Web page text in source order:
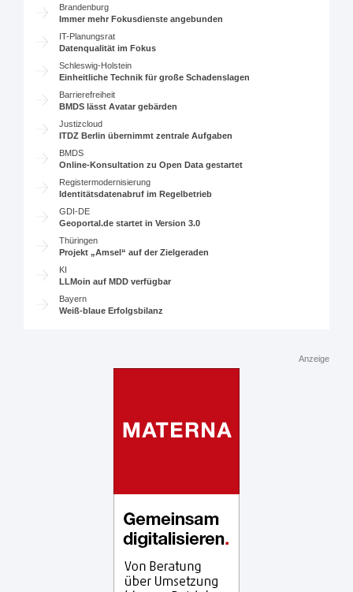
Brandenburg
Immer mehr Fokusdienste angebunden
IT-Planungsrat
Datenqualität im Fokus
Schleswig-Holstein
Einheitliche Technik für große Schadenslagen
Barrierefreiheit
BMDS lässt Avatar gebärden
Justizcloud
ITDZ Berlin übernimmt zentrale Aufgaben
BMDS
Online-Konsultation zu Open Data gestartet
Registermodernisierung
Identitätsdatenabruf im Regelbetrieb
GDI-DE
Geoportal.de startet in Version 3.0
Thüringen
Projekt „Amsel“ auf der Zielgeraden
KI
LLMoin auf MDD verfügbar
Bayern
Weiß-blaue Erfolgsbilanz
Anzeige